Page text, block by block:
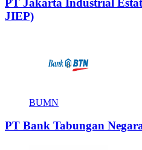
PT Jakarta Industrial
JIEP)
BUMN
PT Bank Tabungan